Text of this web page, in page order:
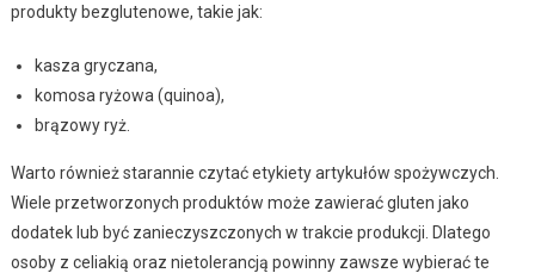
produkty bezglutenowe, takie jak:
kasza gryczana,
komosa ryżowa (quinoa),
brązowy ryż.
Warto również starannie czytać etykiety artykułów spożywczych.
Wiele przetworzonych produktów może zawierać gluten jako
dodatek lub być zanieczyszczonych w trakcie produkcji. Dlatego
osoby z celiakią oraz nietolerancją powinny zawsze wybierać te